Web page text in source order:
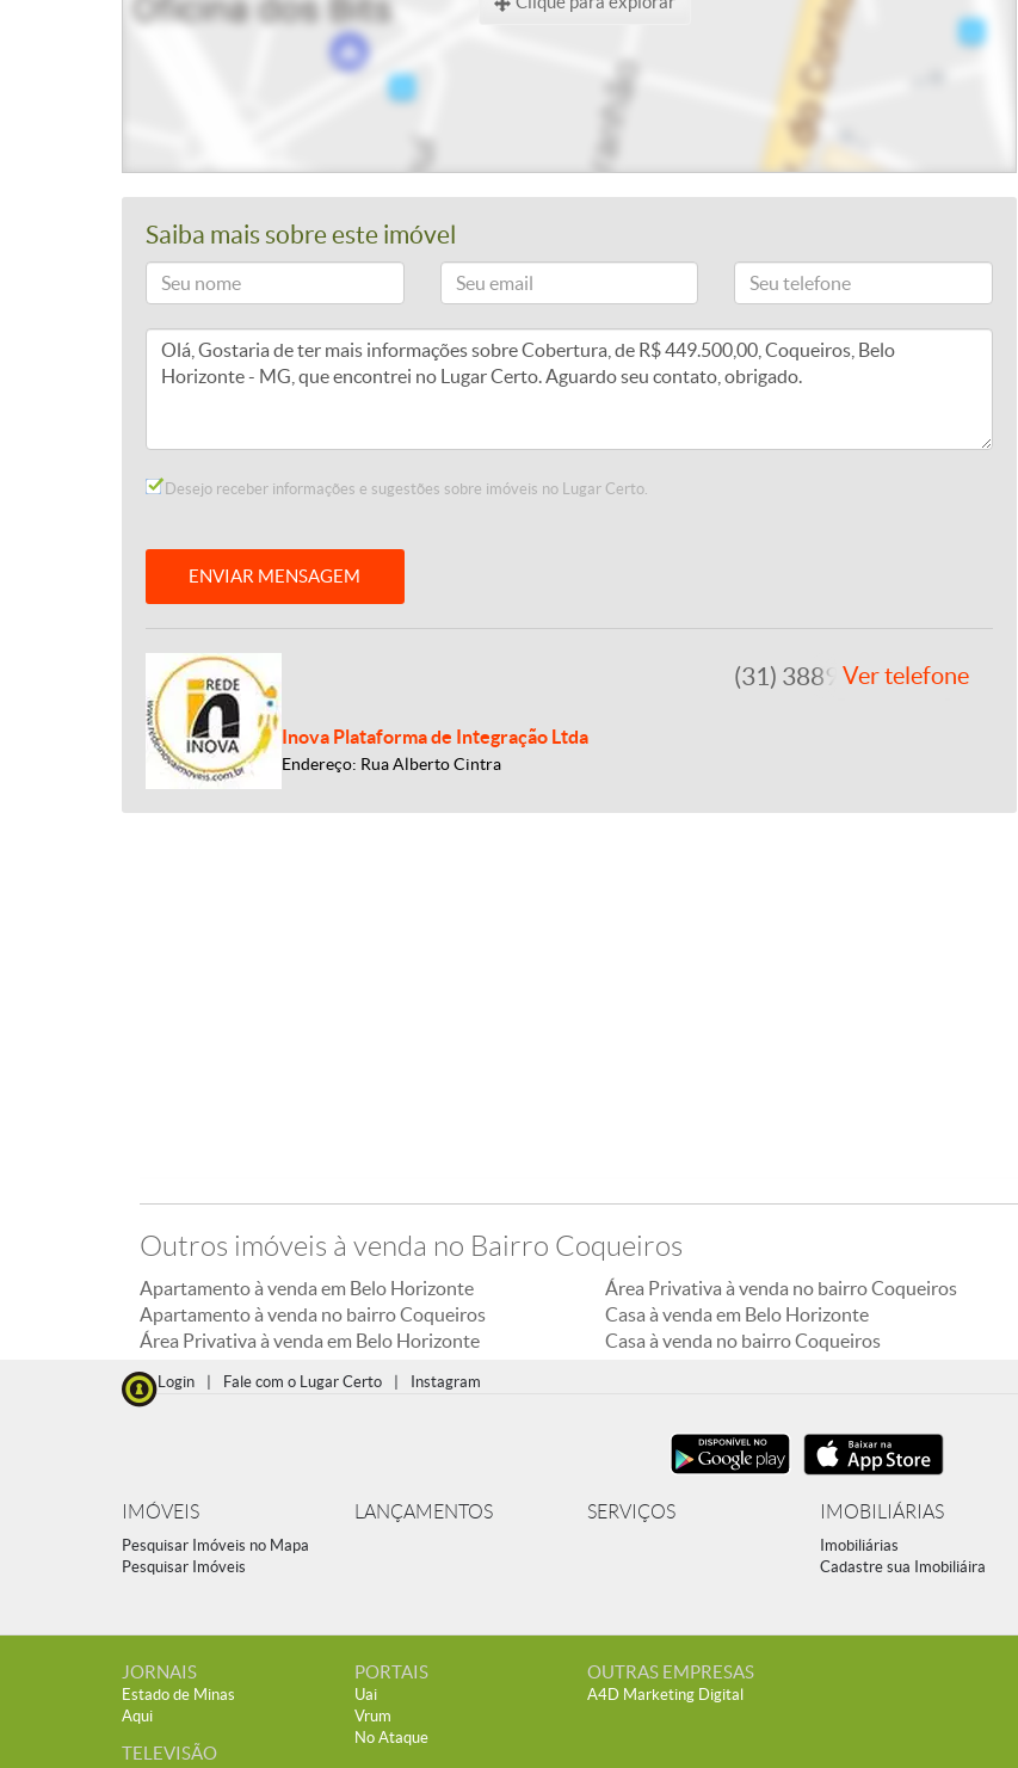
Saiba mais sobre este imóvel
Desejo receber informações e sugestões sobre imóveis no Lugar Certo.
ENVIAR MENSAGEM
Inova Plataforma de Integração Ltda
Endereço: Rua Alberto Cintra
(31) 3889-4765Ver telefone
Outros imóveis à venda no Bairro Coqueiros
Apartamento à venda em Belo Horizonte
Apartamento à venda no bairro Coqueiros
Área Privativa à venda em Belo Horizonte
Área Privativa à venda no bairro Coqueiros
Casa à venda em Belo Horizonte
Casa à venda no bairro Coqueiros
Login Fale com o Lugar Certo Instagram
IMÓVEIS
Pesquisar Imóveis no Mapa
Pesquisar Imóveis
LANÇAMENTOS SERVIÇOS IMOBILIÁRIAS
Imobiliárias
Cadastre sua Imobiliáira
JORNAIS
Estado de Minas
Aqui
TELEVISÃO
PORTAIS
Uai
Vrum
No Ataque
OUTRAS EMPRESAS
A4D Marketing Digital